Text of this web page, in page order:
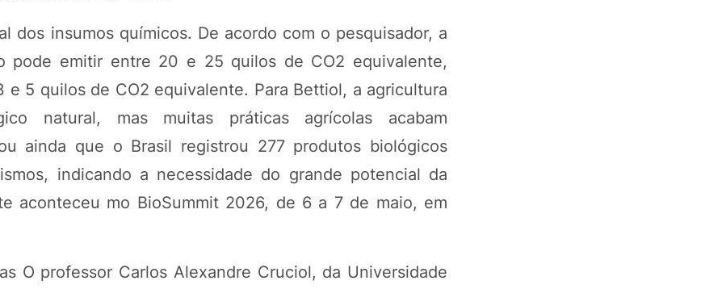
dos insumos químicos. De acordo com o pesquisador, a
pode emitir entre 20 e 25 quilos de CO2 equivalente,
5 quilos de CO2 equivalente. Para Bettiol, a agricultura
natural, mas muitas práticas agrícolas acabam
ainda que o Brasil registrou 277 produtos biológicos
indicando a necessidade do grande potencial da
aconteceu mo BioSummit 2026, de 6 a 7 de maio, em
O professor Carlos Alexandre Cruciol, da Universidade